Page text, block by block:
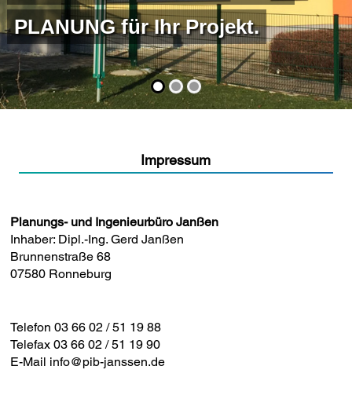
PLANUNG für Ihr Projekt.
Impressum
Planungs- und Ingenieurbüro Janßen
Inhaber: Dipl.-Ing. Gerd Janßen
Brunnenstraße 68
07580 Ronneburg
Telefon 03 66 02 / 51 19 88
Telefax 03 66 02 / 51 19 90
E-Mail info@pib-janssen.de